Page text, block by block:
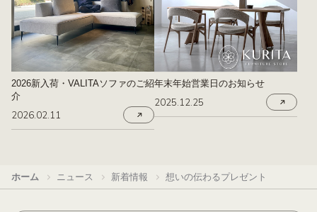
2026新入荷・VALITAソファのご紹
介
2026.02.11
年末年始営業日のお知らせ
2025.12.25
ホーム ニュース 新着情報 想いの伝わるプレゼント